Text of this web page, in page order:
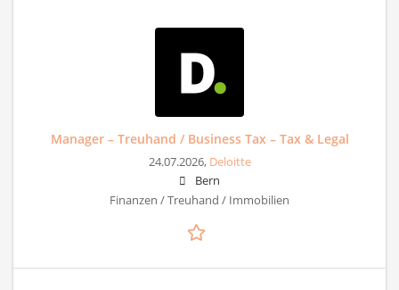
Manager – Treuhand / Business Tax – Tax & Legal
24.07.2026, Deloitte
Bern
Finanzen / Treuhand / Immobilien